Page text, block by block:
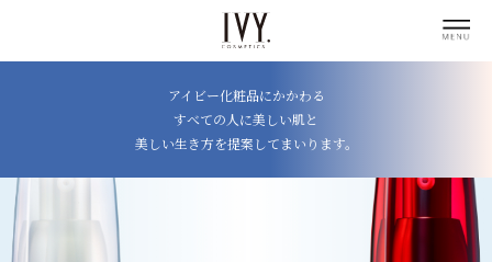
アイビー化粧品にかかわる
すべての人に美しい肌と
美しい生き方を提案してまいります。